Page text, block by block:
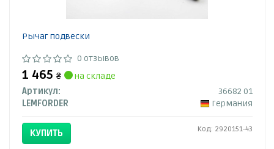
Рычаг подвески
0 отзывов
1 465 ₴
на складе
Артикул:
36682 01
LEMFORDER
Германия
КУПИТЬ Код: 2920151-43